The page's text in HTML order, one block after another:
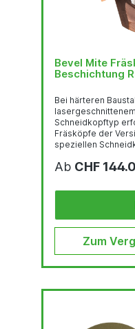
Bevel Mite
Bei härteren
Schneidkopftyp
Fräsköpfe der
speziellen
modernsten
Schleiftechnologie
Beschichtungen
Fräskopf ideal für
können diese 3.0-
erkennen.
Ab CHF
Zum